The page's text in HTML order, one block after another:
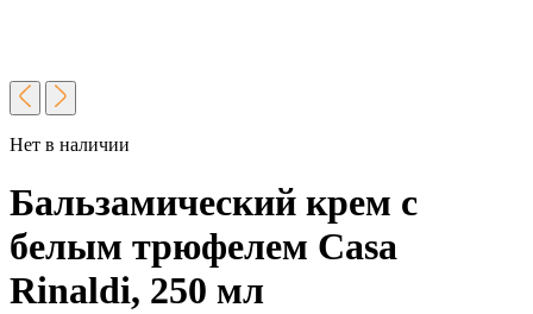
Нет в наличии
Бальзамический крем с
белым трюфелем Casa
Rinaldi, 250 мл